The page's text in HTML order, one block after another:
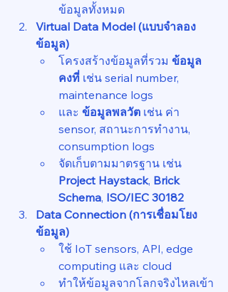
ข้อมูลทั้งหมด
Virtual Data Model (แบบจำลอง
ข้อมูล)
โครงสร้างข้อมูลที่รวม ข้อมูล
คงที่ เช่น serial number,
maintenance logs
และ ข้อมูลพลวัต เช่น ค่า
sensor, สถานะการทำงาน,
consumption logs
จัดเก็บตามมาตรฐาน เช่น
Project Haystack, Brick
Schema, ISO/IEC 30182
Data Connection (การเชื่อมโยง
ข้อมูล)
ใช้ IoT sensors, API, edge
computing และ cloud
ทำให้ข้อมูลจากโลกจริงไหลเข้า